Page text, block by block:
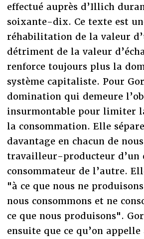
effectué auprès d’Illich
soixante-dix. Ce texte est
réhabilitation de la valeur
détriment de la valeur
renforce toujours plus la
système capitaliste. Pour
domination qui demeure
insurmontable pour limiter
la consommation. Elle
davantage en chacun de
travailleur-producteur d’un
consommateur de l’autre.
"à ce que nous ne
nous consommons et ne
ce que nous produisons".
ensuite que ce qu’on